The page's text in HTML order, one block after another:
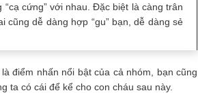
cứng” với nhau. Đặc biệt là càng trân
dễ dàng hợp “gu” bạn, dễ dàng sẻ
điểm nhấn nổi bật của cả nhóm, bạn cũng
ta có cái để kể cho con cháu sau này.